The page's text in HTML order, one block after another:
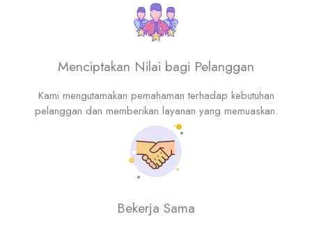
Menciptakan Nilai bagi Pelanggan
Kami mengutamakan pemahaman terhadap kebutuhan
pelanggan dan memberikan layanan yang memuaskan.
Bekerja Sama